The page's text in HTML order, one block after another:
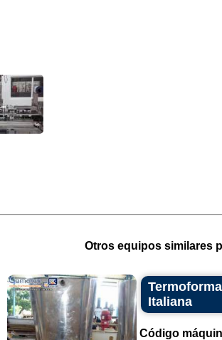
Otros equipos similares
Italiana
Código